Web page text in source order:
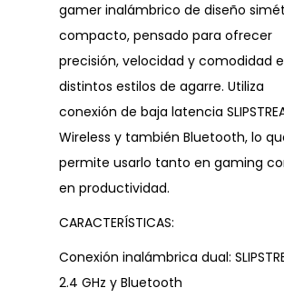
gamer inalámbrico de diseño
compacto, pensado para ofrecer
precisión, velocidad y comodidad
distintos estilos de agarre. Utiliza
conexión de baja latencia
Wireless y también Bluetooth, lo
permite usarlo tanto en gaming
en productividad.
CARACTERÍSTICAS:
Conexión inalámbrica dual:
2.4 GHz y Bluetooth